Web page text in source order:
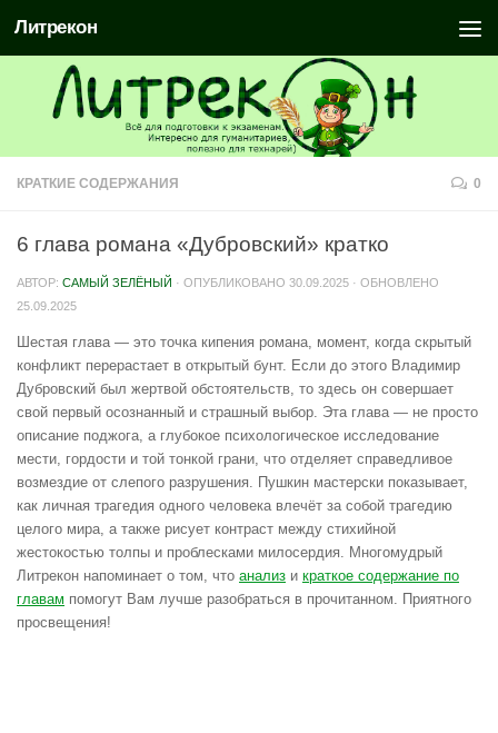
Литрекон
КРАТКИЕ СОДЕРЖАНИЯ 0
6 глава романа «Дубровский» кратко
АВТОР: САМЫЙ ЗЕЛЁНЫЙ · ОПУБЛИКОВАНО 30.09.2025 · ОБНОВЛЕНО
25.09.2025
Шестая глава — это точка кипения романа, момент, когда скрытый
конфликт перерастает в открытый бунт. Если до этого Владимир
Дубровский был жертвой обстоятельств, то здесь он совершает
свой первый осознанный и страшный выбор. Эта глава — не просто
описание поджога, а глубокое психологическое исследование
мести, гордости и той тонкой грани, что отделяет справедливое
возмездие от слепого разрушения. Пушкин мастерски показывает,
как личная трагедия одного человека влечёт за собой трагедию
целого мира, а также рисует контраст между стихийной
жестокостью толпы и проблесками милосердия. Многомудрый
Литрекон напоминает о том, что анализ и краткое содержание по
главам помогут Вам лучше разобраться в прочитанном. Приятного
просвещения!